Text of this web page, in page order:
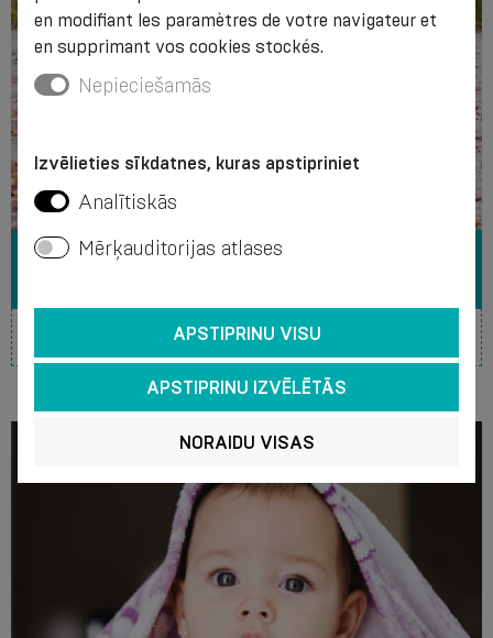
VIE AVEC UN ESTOMAC
en modifiant les paramètres de votre navigateur et
en supprimant vos cookies stockés.
Nepieciešamās
Izvēlieties sīkdatnes, kuras apstipriniet
Analītiskās
Mērķauditorijas atlases
APSTIPRINU VISU
APSTIPRINU IZVĒLĒTĀS
NORAIDU VISAS